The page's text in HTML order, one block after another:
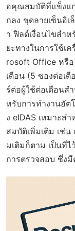
อคุณสมบัติที่แข็งแ
กลง ชุดลายเซ็นอิเ
า ฟิลด์เงื่อนไขสำ
ยะทางในการใช้เ
rosoft Office หรื
เดือน (5 ซองต่อเ
ร์ต่อผู้ใช้ต่อเดือนส
หรับการทำงานอัต
ง eIDAS เหมาะส
สมบัติเพิ่มเติม เช่น
มเติมก็ตาม เป็นที่ไ
การตรวจสอบ ซึ่ง